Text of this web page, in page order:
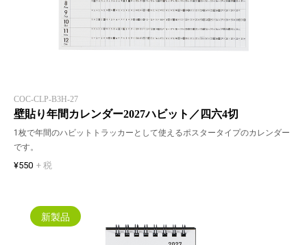
COC-CLP-B3H-27
壁貼り年間カレンダー2027ハビット／四六4切
1枚で年間のハビットトラッカーとして使えるポスタータイプのカレンダー
です。
¥550 + 税
新製品